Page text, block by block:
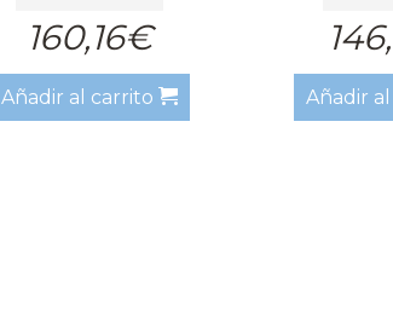
160,16€
Añadir al carrito Añadir